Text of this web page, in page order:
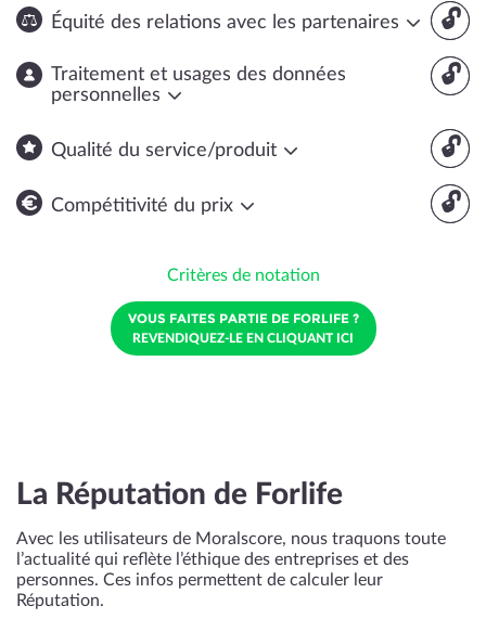
🔓
Équité des relations avec les partenaires
🔓
Traitement et usages des données
personnelles
🔓
Qualité du service/produit
🔓
Compétitivité du prix
Critères de notation
VOUS FAITES PARTIE DE FORLIFE ?
REVENDIQUEZ-LE EN CLIQUANT ICI
La Réputation de Forlife
Avec les utilisateurs de Moralscore, nous traquons toute
l’actualité qui reflète l’éthique des entreprises et des
personnes. Ces infos permettent de calculer leur
Réputation.